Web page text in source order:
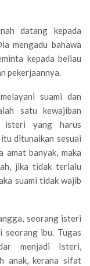
datang kepada
mengadu bahawa
kepada beliau
pekerjaannya.
suami dan
satu kewajiban
isteri yang harus
ditunaikan sesuai
amat banyak, maka
jika tidak terlalu
suami tidak wajib
seorang isteri
seorang ibu. Tugas
menjadi Isteri,
anak, kerana sifat